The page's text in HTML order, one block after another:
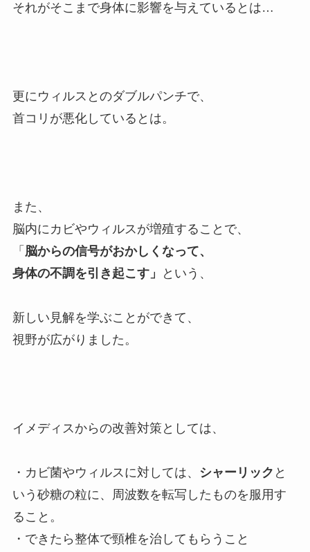
それがそこまで身体に影響を与えているとは…
更にウィルスとのダブルパンチで、
首コリが悪化しているとは。
また、
脳内にカビやウィルスが増殖することで、
「 脳からの信号がおかしくなって、
身体の不調を引き起こす」
という、
新しい見解を学ぶことができて、
視野が広がりました。
イメディスからの改善対策としては、
・カビ菌やウィルスに対しては、 シャーリック と
いう砂糖の粒に、周波数を転写したものを服用す
ること。
・できたら整体で頸椎を治してもらうこと